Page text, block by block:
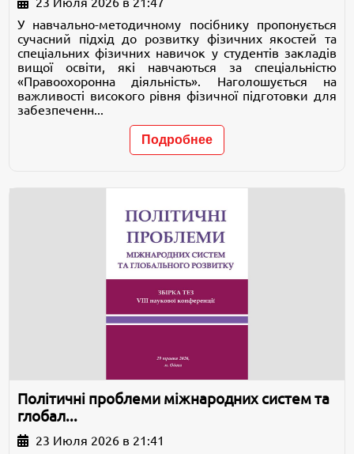
У навчально-методичному посібнику пропонується
сучасний підхід до розвитку фізичних якостей та
спеціальних фізичних навичок у студентів закладів
вищої освіти, які навчаються за спеціальністю
«Правоохоронна діяльність». Наголошується на
важливості високого рівня фізичної підготовки для
забезпеченн...
Подробнее
Політичні проблеми міжнародних систем та
глобал...
23 Июля 2026 в 21:41